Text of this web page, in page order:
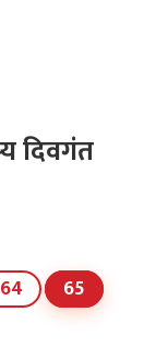
दिवगंत
64
65